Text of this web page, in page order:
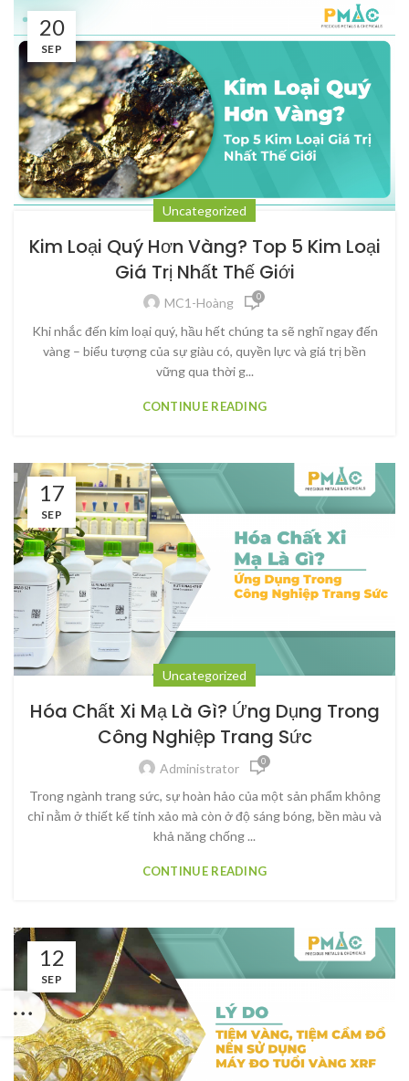
20
SEP
Uncategorized
Kim Loại Quý Hơn Vàng? Top 5 Kim Loại
Giá Trị Nhất Thế Giới
MC1-Hoàng 0
Khi nhắc đến kim loại quý, hầu hết chúng ta sẽ nghĩ ngay đến
vàng – biểu tượng của sự giàu có, quyền lực và giá trị bền
vững qua thời g...
CONTINUE READING
17
SEP
Uncategorized
Hóa Chất Xi Mạ Là Gì? Ứng Dụng Trong
Công Nghiệp Trang Sức
Administrator 0
Trong ngành trang sức, sự hoàn hảo của một sản phẩm không
chỉ nằm ở thiết kế tinh xảo mà còn ở độ sáng bóng, bền màu và
khả năng chống ...
CONTINUE READING
12
SEP